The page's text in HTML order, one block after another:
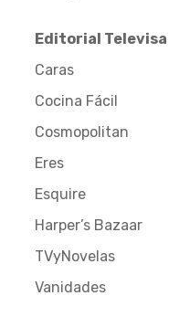
Editorial Televisa
Caras
Cocina Fácil
Cosmopolitan
Eres
Esquire
Harper’s Bazaar
TVyNovelas
Vanidades